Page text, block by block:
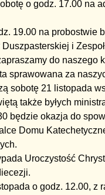
o godz. 17.00 na
19.00 na probostwie
i
do naszego
sprawowana za
sobotę 21 listopada
także byłych
będzie okazja do
Domu
Uroczystość
o godz. 12.00, z